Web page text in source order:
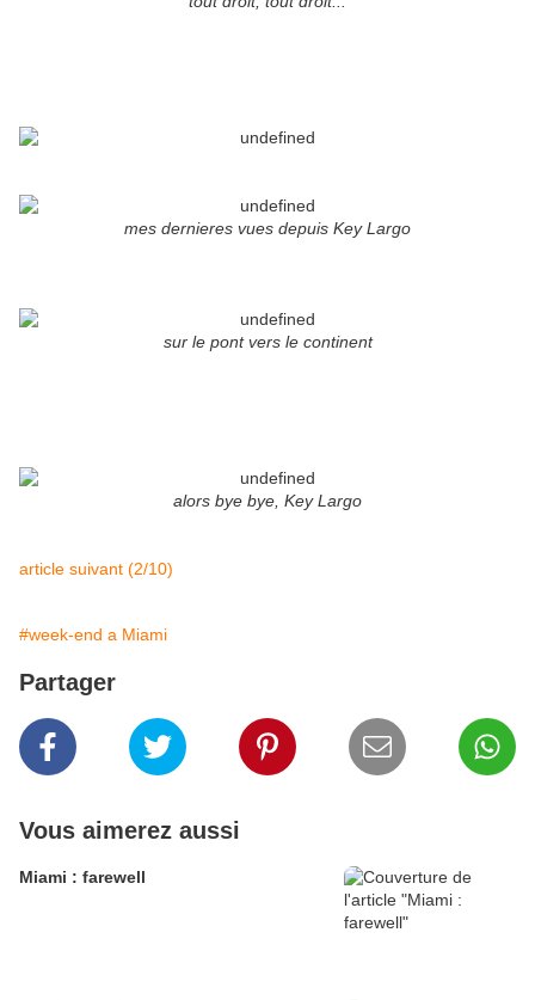
mes dernieres vues depuis Key Largo
sur le pont vers le continent
alors bye bye, Key Largo
article suivant (2/10)
#week-end a Miami
Partager
Vous aimerez aussi
Miami : farewell